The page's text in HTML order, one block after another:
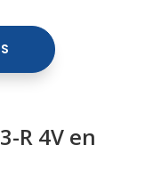
R 4V en